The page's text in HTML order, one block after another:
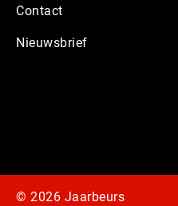
Contact
Nieuwsbrief
© 2026 Jaarbeurs